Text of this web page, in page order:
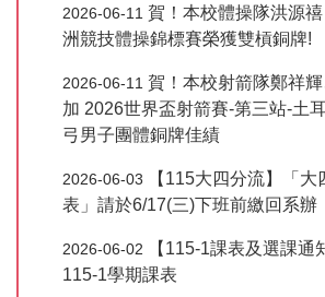
2026-06-11 賀！本校體操隊洪源
洲競技體操錦標賽榮獲雙槓銅牌!
2026-06-11 賀！本校射箭隊鄭祥
加 2026世界盃射箭賽-第三站-土
弓男子團體銅牌佳績
2026-06-03
【115大四分流】「
表」請於6/17(三)下班前繳回系辦
2026-06-02
【115-1課表及選課通
115-1學期課表